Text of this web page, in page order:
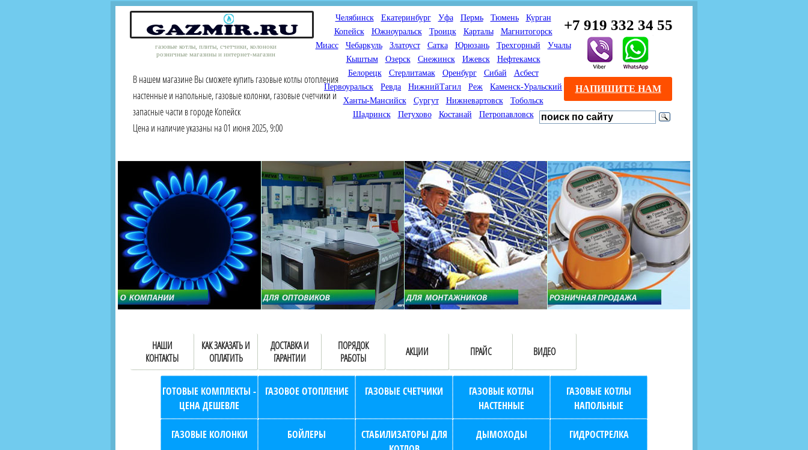
газовые котлы, плиты, счетчики, колоноки
розничные магазины и интернет-магазин
+7 919 332 34 55
Челябинск Екатеринбург Уфа Пермь Тюмень
Курган
Копейск
Южноуральск Троицк Карталы
Магнитогорск
Миасс
Чебаркуль Златоуст Сатка Юрюзань Трехгорный
Учалы
Кыштым
Озерск Снежинск Ижевск
Нефтекамск
Белорецк
Стерлитамак Оренбург Сибай
Асбест
Первоуральск
Ревда НижнийТагил Реж
Каменск-Уральский
Ханты-Мансийск
Сургут Нижневартовск
Тобольск
Шадринск
Петухово Костанай Петропавловск
В нашем магазине Вы сможете купить газовые котлы отопления
настенные и напольные, газовые колонки, газовые счетчики и
запасные части в городе Копейск
Цена и наличие указаны на 01 июня 2025, 9:00
НАПИШИТЕ НАМ
Мы продаем газовые котлы
для отопления,
водонагреватели, счетчики
газа с доставкой по городам
России и Казахстана
Мы специализируемся на
снабжении магазинов
газового оборудования.
Предлагаем полный
ассортимент товара для
открытия магазина газового
оборудования в Вашем
городе. Мы знаем что будет
продаваться.
Предлагаем взаимовыгодное
сотрудничество
монтажникам газового
оборудования. Если Вы
занимаетесь установкой
газового оборудования, мы
предлагаем Вам оптовые
цены и документарное
сопровождение Ваших
продаж (берем всю
бухгалтерию "на себя")
НАШИ
КОНТАКТЫ
КАК ЗАКАЗАТЬ И
ОПЛАТИТЬ
ДОСТАВКА И
ГАРАНТИИ
ПОРЯДОК
РАБОТЫ
АКЦИИ ПРАЙС ВИДЕО
ГОТОВЫЕ КОМПЛЕКТЫ -
ЦЕНА ДЕШЕВЛЕ
ГАЗОВОЕ ОТОПЛЕНИЕ ГАЗОВЫЕ СЧЕТЧИКИ
ГАЗОВЫЕ КОТЛЫ
НАСТЕННЫЕ
ГАЗОВЫЕ КОТЛЫ
НАПОЛЬНЫЕ
ГАЗОВЫЕ КОЛОНКИ БОЙЛЕРЫ
СТАБИЛИЗАТОРЫ ДЛЯ
ДЫМОХОДЫ ГИДРОСТРЕЛКА